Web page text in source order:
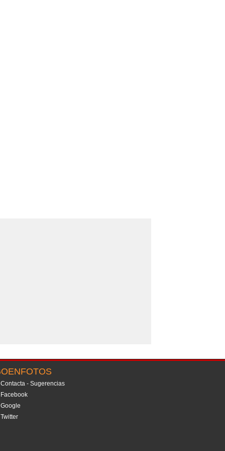
Contacta - Sugerencias
Facebook
Google
Twitter